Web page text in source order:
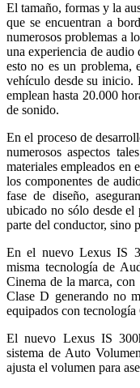
El tamaño, formas y la
que se encuentran a
numerosos problemas a
una experiencia de
esto no es un problema,
vehículo desde su inicio.
emplean hasta 20.000
de sonido.
En el proceso de
numerosos aspectos
materiales empleados en
los componentes de
fase de diseño,
ubicado no sólo desde
parte del conductor, sino
En el nuevo Lexus IS
misma tecnología de
Cinema de la marca,
Clase D generando no
equipados con
El nuevo Lexus IS
sistema de Auto
ajusta el volumen para